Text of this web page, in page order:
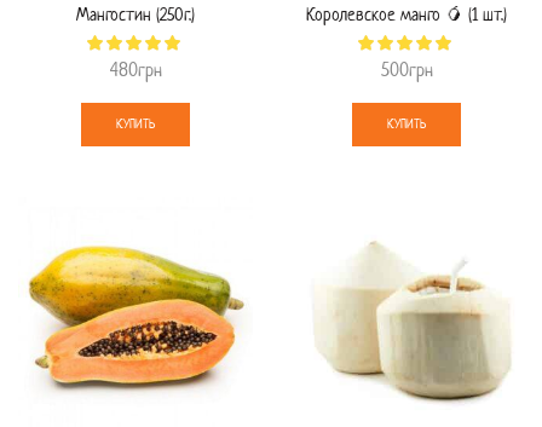
Мангостин (250г.)
480грн
КУПИТЬ
Королевское манго 🥭 (1 шт.)
500грн
КУПИТЬ